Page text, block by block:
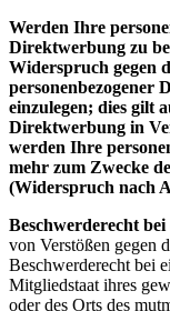
Werden Ihre
Direktwerbung zu
Widerspruch gegen
personenbezogener
einzulegen; dies gilt
Direktwerbung in
werden Ihre
mehr zum Zwecke
(Widerspruch nach
Beschwerderecht
von Verstößen gegen
Beschwerderecht bei
Mitgliedstaat ihres
oder des Orts des